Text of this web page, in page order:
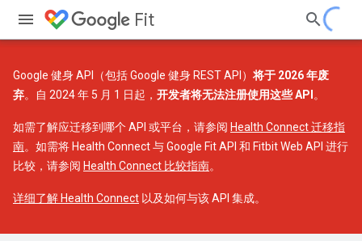
Fit
Google 健身 API（包括 Google 健身 REST API） 将于 2026 年废
弃。自 2024 年 5 月 1 日起， 开发者将无法注册使用这些 API 。
如需了解应迁移到哪个 API 或平台，请参阅 Health Connect 迁移指
南。如需将 Health Connect 与 Google Fit API 和 Fitbit Web API 进行
比较，请参阅 Health Connect 比较指南。
详细了解 Health Connect 以及如何与该 API 集成。